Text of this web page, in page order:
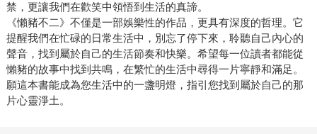
禁，更讓我們在歡笑中領悟到生活的真諦。
《懶豬不二》不僅是一部娛樂性的作品，更具有深度的哲理。它
提醒我們在忙碌的日常生活中，別忘了停下來，聆聽自己內心的
聲音，找到屬於自己的生活節奏和快樂。希望每一位讀者都能從
懶豬的故事中找到共鳴，在繁忙的生活中尋得一片寧靜和滿足。
願這本書能成為您生活中的一盞明燈，指引您找到屬於自己的那
片心靈淨土。